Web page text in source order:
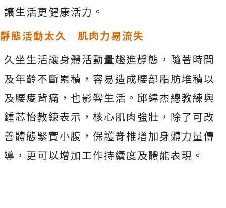
讓生活更健康活力。
靜態活動太久 肌肉力易流失
久坐生活讓身體活動量趨進靜態，隨著時間
及年齡不斷累積，容易造成腰部脂肪堆積以
及腰痠背痛，也影響生活。邱緯杰總教練與
鍾芯怡教練表示，核心肌肉強壯，除了可改
善體態緊實小腹，保護脊椎增加身體力量傳
導，更可以增加工作持續度及體能表現。